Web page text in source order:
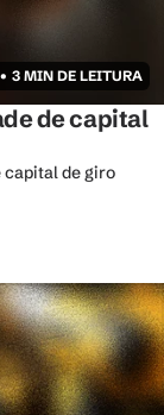
3 MIN DE LEITURA
de capital
capital de giro